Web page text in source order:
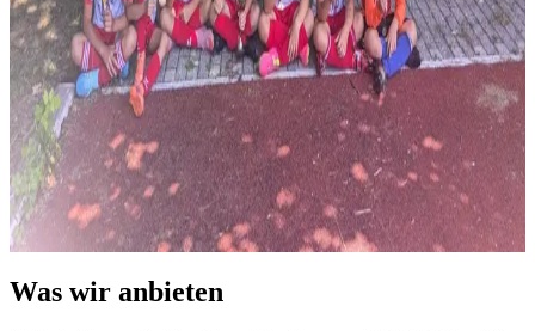
Wochenende voller Fußball – und das große Finale auf...
News
14. Juli 2026
Ausblick: Das erwartet uns in der Saison 2026/27
Die Ligeneinteilung steht und der Spielplan ist da: Auftakt am 25.
Juli daheim gegen den FC Töging – und da...
Alle News & Termine ansehen
Was wir anbieten